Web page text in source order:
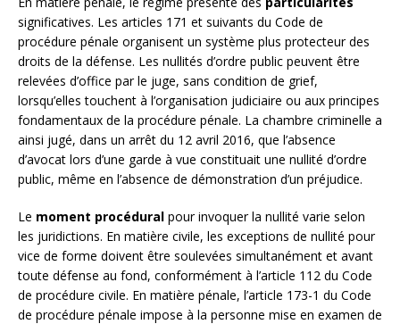
significatives. Les articles 171 et suivants du Code de
procédure pénale organisent un système plus protecteur des
droits de la défense. Les nullités d’ordre public peuvent être
relevées d’office par le juge, sans condition de grief,
lorsqu’elles touchent à l’organisation judiciaire ou aux principes
fondamentaux de la procédure pénale. La chambre criminelle a
ainsi jugé, dans un arrêt du 12 avril 2016, que l’absence
d’avocat lors d’une garde à vue constituait une nullité d’ordre
public, même en l’absence de démonstration d’un préjudice.
Le moment procédural pour invoquer la nullité varie selon
les juridictions. En matière civile, les exceptions de nullité pour
vice de forme doivent être soulevées simultanément et avant
toute défense au fond, conformément à l’article 112 du Code
de procédure civile. En matière pénale, l’article 173-1 du Code
de procédure pénale impose à la personne mise en examen de